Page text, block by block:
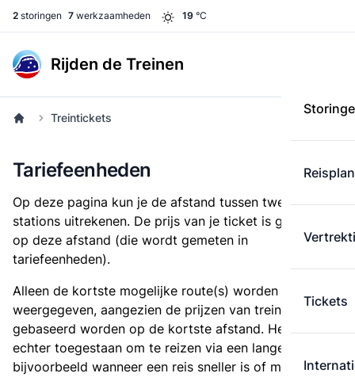
2 storingen 7 werkzaamheden 19 °C
Rijden de Treinen
Tickets
Treintickets
Tariefeenheden
Op deze pagina kun je de afstand tussen twee
stations uitrekenen. De prijs van je ticket is gebaseerd
op deze afstand (die wordt gemeten in
tariefeenheden).
Alleen de kortste mogelijke route(s) worden
weergegeven, aangezien de prijzen van treintickets
gebaseerd worden op de kortste afstand. Het is
echter toegestaan om te reizen via een langere route,
bijvoorbeeld wanneer een reis sneller is of met minder